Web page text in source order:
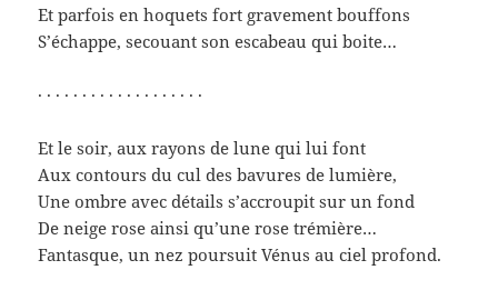
Et parfois en hoquets fort gravement bouffons
S’échappe, secouant son escabeau qui boite…
· · · · · · · · · · · · · · · · · · ·
Et le soir, aux rayons de lune qui lui font
Aux contours du cul des bavures de lumière,
Une ombre avec détails s’accroupit sur un fond
De neige rose ainsi qu’une rose trémière…
Fantasque, un nez poursuit Vénus au ciel profond.